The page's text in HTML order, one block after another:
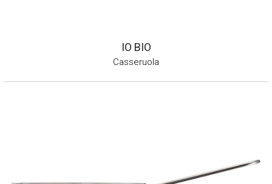
IO BIO
Casseruola